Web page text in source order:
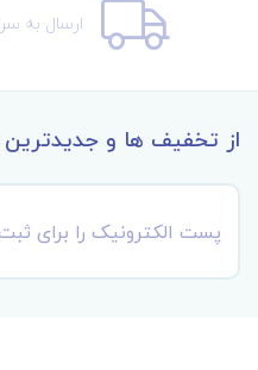
ارسال به
از تخفیف ها و